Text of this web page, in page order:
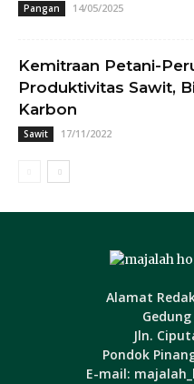
Pangan 14/05/2025
Kemitraan Petani-
Produktivitas Sawit,
Karbon
Sawit 17/11/2022
Alamat
Jln.
Pondok
E-mail: